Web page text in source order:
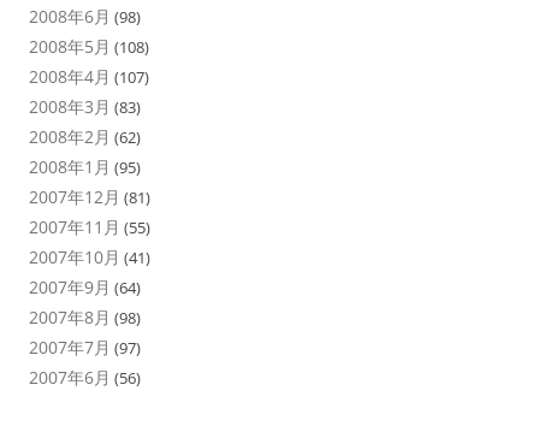
2008年6月 (98)
2008年5月 (108)
2008年4月 (107)
2008年3月 (83)
2008年2月 (62)
2008年1月 (95)
2007年12月 (81)
2007年11月 (55)
2007年10月 (41)
2007年9月 (64)
2007年8月 (98)
2007年7月 (97)
2007年6月 (56)